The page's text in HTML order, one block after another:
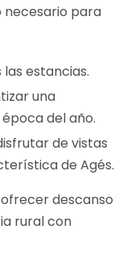
necesario para
estancias.
una
del año.
de vistas
de Agés.
descanso
rural con